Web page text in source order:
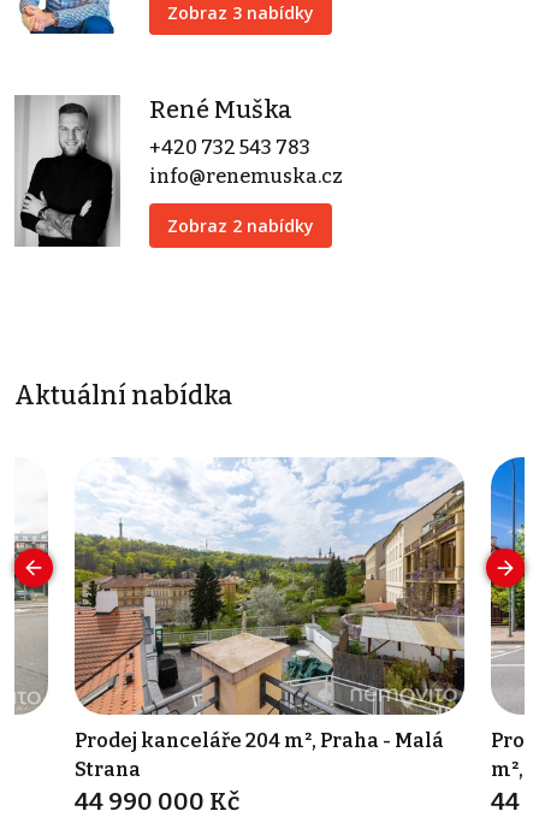
Zobraz 3 nabídky
René Muška
+420 732 543 783
info@renemuska.cz
Zobraz 2 nabídky
Aktuální nabídka
Prodej kanceláře 204 m², Praha - Malá
Strana
44 990 000 Kč
m²,
44